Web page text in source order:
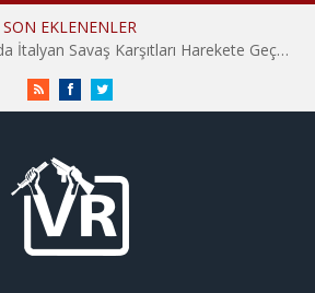
SON EKLENENLER
Hiroşima’nın 81. Yılında İtalyan Savaş Karşıtları Harekete Geçti: “Hatırlamak yeterli değil”
RSS FacebookTwitter